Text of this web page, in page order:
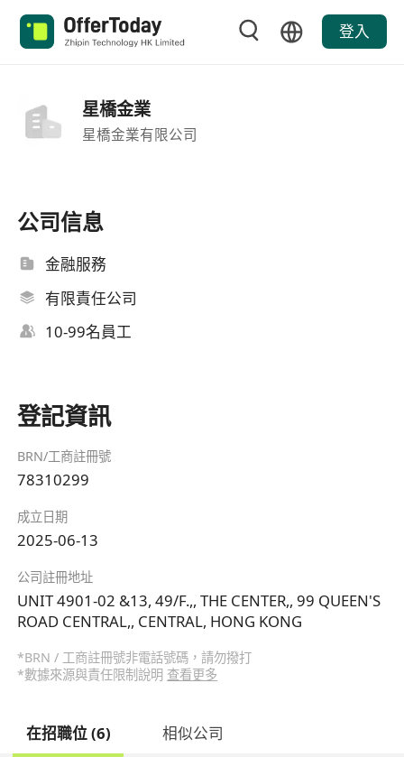
登入
星橋金業
星橋金業有限公司
公司信息
金融服務
有限責任公司
10-99名員工
登記資訊
BRN/工商註冊號
78310299
成立日期
2025-06-13
公司註冊地址
UNIT 4901-02 &13, 49/F.,, THE CENTER,, 99 QUEEN'S
ROAD CENTRAL,, CENTRAL, HONG KONG
*BRN / 工商註冊號非電話號碼，請勿撥打
*數據來源與責任限制說明 查看更多
在招職位 (6) 相似公司